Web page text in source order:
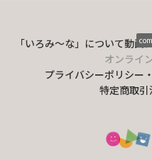
「いろみ〜な」について動画
オンライ
プライバシーポリシー
特定商取